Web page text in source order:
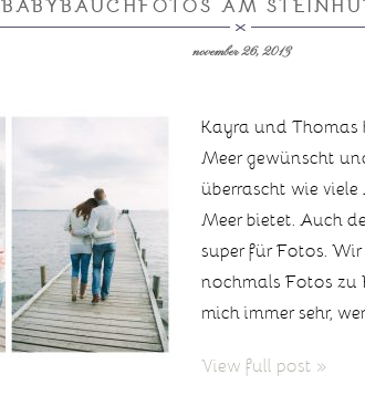
november 26, 2013
Kayra und Thomas
Meer gewünscht
überrascht wie
Meer bietet. Auch
super für Fotos.
nochmals Fotos zu
mich immer sehr,
View full post »